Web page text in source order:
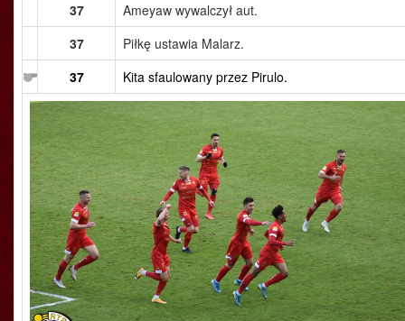
37
Ameyaw wywalczył aut.
37
Piłkę ustawia Malarz.
37
Kita sfaulowany przez Pirulo.